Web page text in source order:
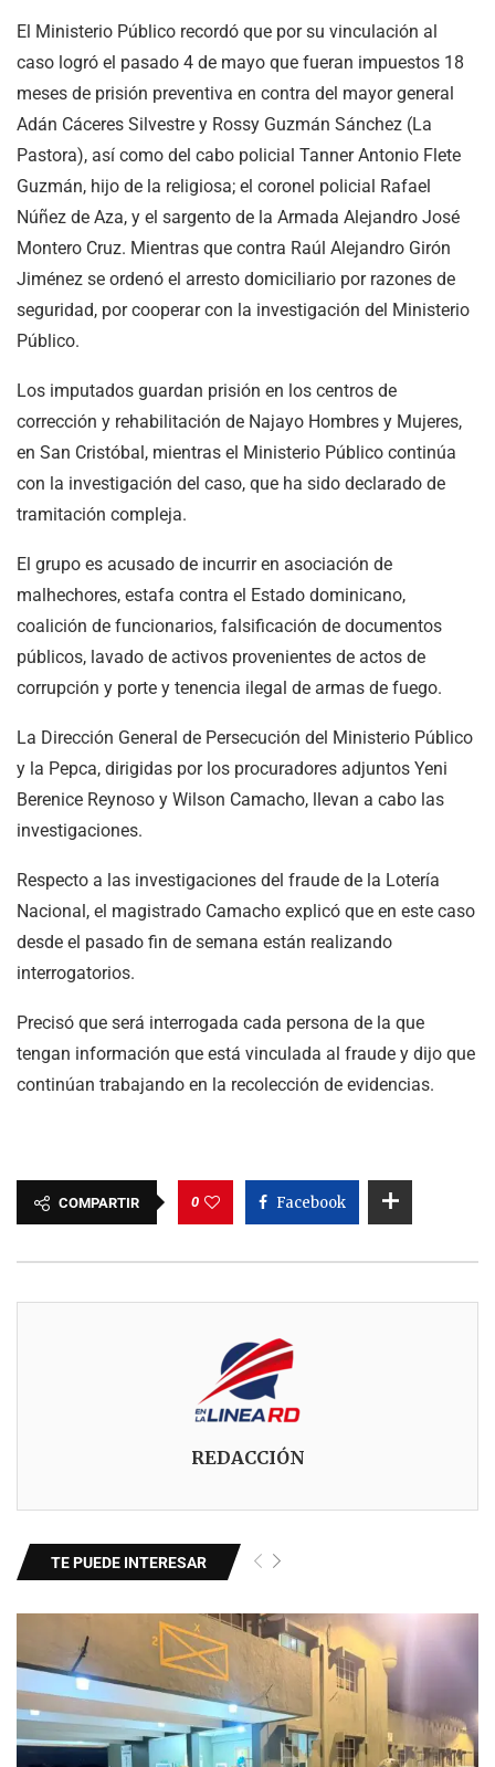
El Ministerio Público recordó que por su vinculación al
caso logró el pasado 4 de mayo que fueran impuestos 18
meses de prisión preventiva en contra del mayor general
Adán Cáceres Silvestre y Rossy Guzmán Sánchez (La
Pastora), así como del cabo policial Tanner Antonio Flete
Guzmán, hijo de la religiosa; el coronel policial Rafael
Núñez de Aza, y el sargento de la Armada Alejandro José
Montero Cruz. Mientras que contra Raúl Alejandro Girón
Jiménez se ordenó el arresto domiciliario por razones de
seguridad, por cooperar con la investigación del Ministerio
Público.
Los imputados guardan prisión en los centros de
corrección y rehabilitación de Najayo Hombres y Mujeres,
en San Cristóbal, mientras el Ministerio Público continúa
con la investigación del caso, que ha sido declarado de
tramitación compleja.
El grupo es acusado de incurrir en asociación de
malhechores, estafa contra el Estado dominicano,
coalición de funcionarios, falsificación de documentos
públicos, lavado de activos provenientes de actos de
corrupción y porte y tenencia ilegal de armas de fuego.
La Dirección General de Persecución del Ministerio Público
y la Pepca, dirigidas por los procuradores adjuntos Yeni
Berenice Reynoso y Wilson Camacho, llevan a cabo las
investigaciones.
Respecto a las investigaciones del fraude de la Lotería
Nacional, el magistrado Camacho explicó que en este caso
desde el pasado fin de semana están realizando
interrogatorios.
Precisó que será interrogada cada persona de la que
tengan información que está vinculada al fraude y dijo que
continúan trabajando en la recolección de evidencias.
COMPARTIR 0 Facebook
REDACCIÓN
TE PUEDE INTERESAR